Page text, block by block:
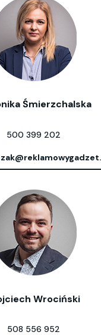
Śmierzchalska
500 399 202
Wrociński
508 556 952